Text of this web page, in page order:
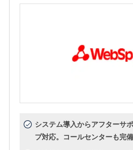
システム導入からアフターサ
プ対応。コールセンターも完備